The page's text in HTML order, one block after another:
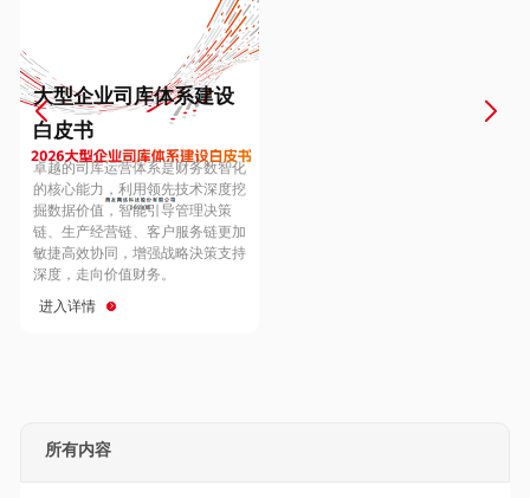
Europe
Hungary
Hong Kong
大型企业司库体系建设
白皮书
卓越的司库运营体系是财务数智化
的核心能力，利用领先技术深度挖
掘数据价值，智能引导管理决策
链、生产经营链、客户服务链更加
敏捷高效协同，增强战略決策支持
深度，走向价值财务。
进入详情
所有内容